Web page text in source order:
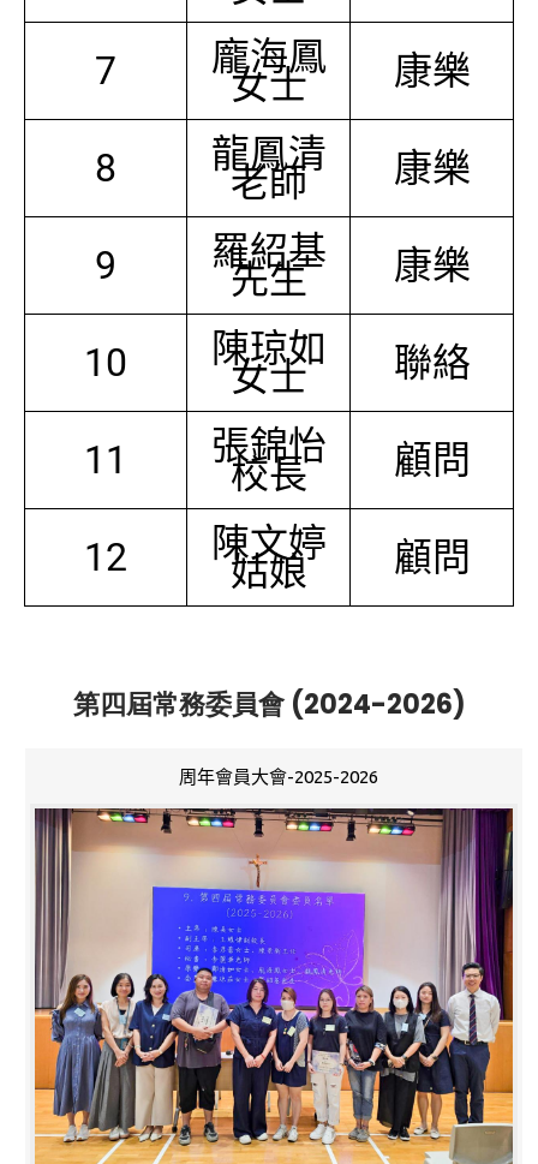
7 龐海鳳
女士 康樂
8 龍鳳清
老師 康樂
9 羅紹基
先生 康樂
10 陳琼如
女士 聯絡
11 張錦怡
校長 顧問
12 陳文婷
姑娘 顧問
第四屆常務委員會 (2024-2026)
周年會員大會-2025-2026